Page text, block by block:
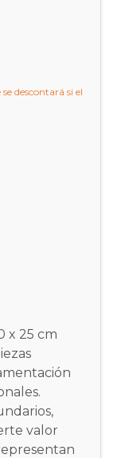
descontará si el
x 25 cm
valor